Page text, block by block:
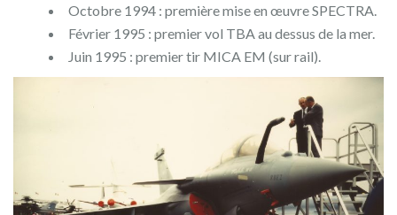
Octobre 1994 : première mise en œuvre SPECTRA.
Février 1995 : premier vol TBA au dessus de la mer.
Juin 1995 : premier tir MICA EM (sur rail).